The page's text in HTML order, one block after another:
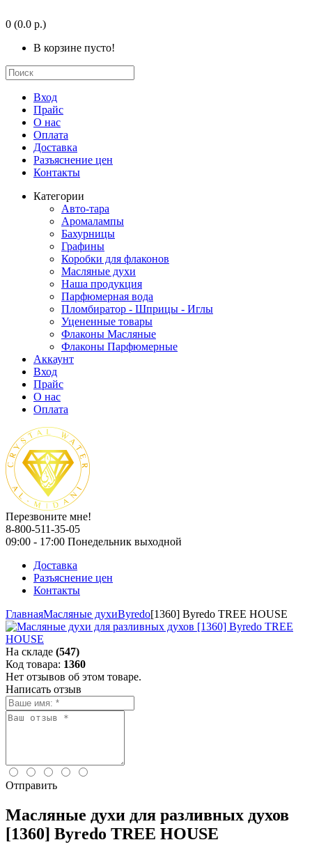
0 (0.0 р.)
В корзине пусто!
Вход
Прайс
О нас
Оплата
Доставка
Разъяснение цен
Контакты
Категории
Авто-тара
Аромалампы
Бахурницы
Графины
Коробки для флаконов
Масляные духи
Наша продукция
Парфюмерная вода
Пломбиратор - Шприцы - Иглы
Уцененные товары
Флаконы Масляные
Флаконы Парфюмерные
Аккаунт
Вход
Прайс
О нас
Оплата
Перезвоните мне!
8-800-511-35-05
09:00 - 17:00 Понедельник выходной
Доставка
Разъяснение цен
Контакты
ГлавнаяМасляные духиByredo[1360] Byredo TREE HOUSE
На складе (547)
Код товара: 1360
Нет отзывов об этом товаре.
Написать отзыв
Отправить
Масляные духи для разливных духов
[1360] Byredo TREE HOUSE